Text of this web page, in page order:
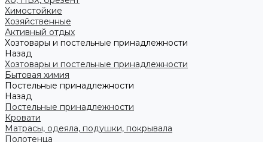
Химостойкие
Хозяйственные
Активный отдых
Хозтовары и постельные принадлежности
Назад
Хозтовары и постельные принадлежности
Бытовая химия
Постельные принадлежности
Назад
Постельные принадлежности
Кровати
Матрасы, одеяла, подушки, покрывала
Полотенца